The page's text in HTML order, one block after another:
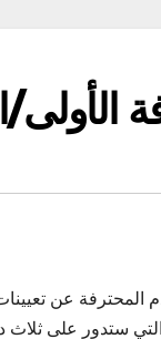
الجولة6: على
المحترفة عن